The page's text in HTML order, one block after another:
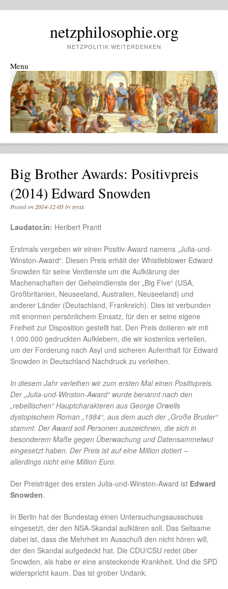
netzphilosophie.org
NETZPOLITIK WEITERDENKEN
Menu
Skip to content
Big Brother Awards: Positivpreis
(2014) Edward Snowden
Posted on2014-12-05bytyyxx
Laudator.in: Heribert Prantl
Erstmals vergeben wir einen Positiv-Award namens „Julia-und-
Winston-Award“. Diesen Preis erhält der Whistleblower Edward
Snowden für seine Verdienste um die Aufklärung der
Machenschaften der Geheimdienste der „Big Five“ (USA,
Großbritanien, Neuseeland, Australien, Neuseeland) und
anderer Länder (Deutschland, Frankreich). Dies ist verbunden
mit enormen persönlichem Einsatz, für den er seine eigene
Freiheit zur Disposition gestellt hat. Den Preis dotieren wir mit
1.000.000 gedruckten Aufklebern, die wir kostenlos verteilen,
um der Forderung nach Asyl und sicheren Aufenthalt für Edward
Snowden in Deutschland Nachdruck zu verleihen.
In diesem Jahr verleihen wir zum ersten Mal einen Positivpreis.
Der „Julia-und-Winston-Award“ wurde benannt nach den
„rebellischen“ Hauptcharakteren aus George Orwells
dystopischem Roman „1984“, aus dem auch der „Große Bruder“
stammt. Der Award soll Personen auszeichnen, die sich in
besonderem Maße gegen Überwachung und Datensammelwut
eingesetzt haben. Der Preis ist auf eine Million dotiert –
allerdings nicht eine Million Euro.
Der Preisträger des ersten Julia-und-Winston-Award ist Edward
Snowden.
In Berlin hat der Bundestag einen Untersuchungsausschuss
eingesetzt, der den NSA-Skandal aufklären soll. Das Seltsame
dabei ist, dass die Mehrheit im Ausschuß den nicht hören will,
der den Skandal aufgedeckt hat. Die CDU/CSU redet über
Snowden, als habe er eine ansteckende Krankheit. Und die SPD
widerspricht kaum. Das ist grober Undank.